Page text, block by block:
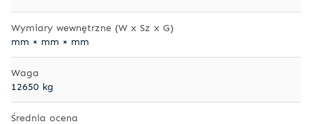
Wymiary wewnętrzne (W x Sz x G)
mm × mm × mm
Waga
12650 kg
Średnia ocena